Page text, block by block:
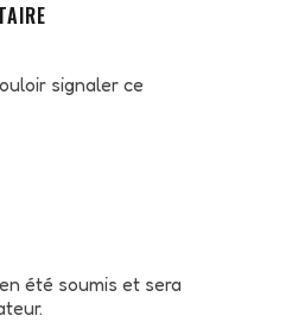
signaler ce
été soumis et sera